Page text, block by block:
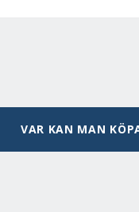
VAR KAN MAN